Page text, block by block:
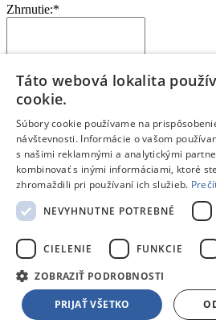
Zhrnutie:*
Kúpil by si si tento produkt
Prečo?
Aký je tvoj celkový pocit z
Na čo je potrebné pri kúpe myslieť?
Pre akého zákazníka je tento
Odoslať hodnotenie
Ďakujeme, tvoje hodnotenie bolo
BlogDe’Longhi ECAM450.65.S Eletta
Nový automatický kávovar Eletta
De'Longhi ponúka viac ako 50 nápojov.
Čítať článok
BlogNavigačné schopnosti robotických
Táto webová lokalita
cookie.
Súbory cookie používame na
návštevnosti. Informácie o vašom
s našimi reklamnými a analytickými
kombinovať s inými informáciami, ktoré
zhromaždili pri používaní ich služieb.
NEVYHNUTNE POTREBNÉ
CIELENIE FUNKCIE
ZOBRAZIŤ PODROBNOSTI
PRIJAŤ VŠETKO